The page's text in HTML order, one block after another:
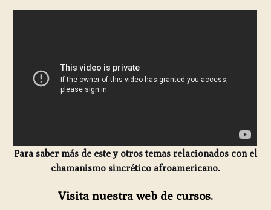
Para saber más de este y otros temas relacionados con el
chamanismo sincrético afroamericano.
Visita nuestra web de cursos.